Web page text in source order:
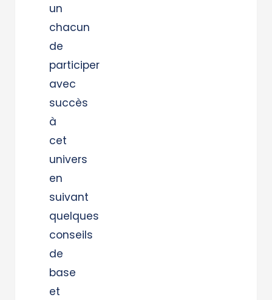
un
chacun
de
participer
avec
succès
à
cet
univers
en
suivant
quelques
conseils
de
base
et